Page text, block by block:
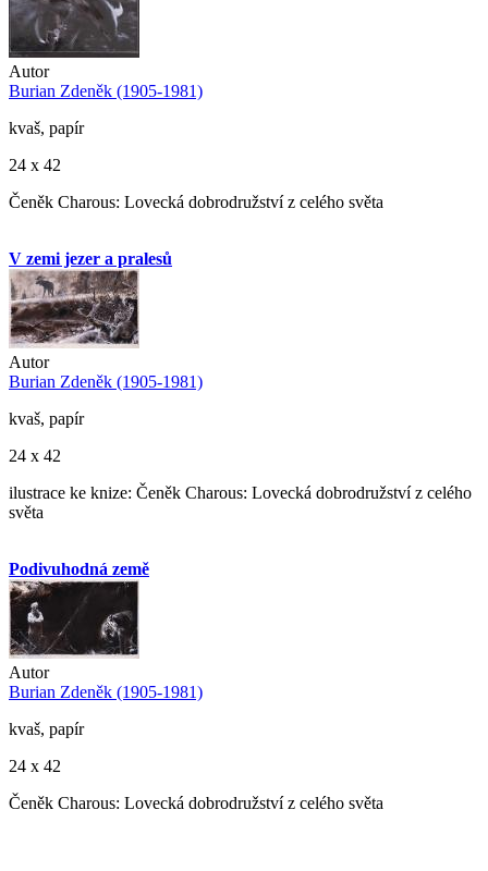
Autor
Burian Zdeněk (1905-1981)
kvaš, papír
24 x 42
Čeněk Charous: Lovecká dobrodružství z celého světa
V zemi jezer a pralesů
Autor
Burian Zdeněk (1905-1981)
kvaš, papír
24 x 42
ilustrace ke knize: Čeněk Charous: Lovecká dobrodružství z celého
světa
Podivuhodná země
Autor
Burian Zdeněk (1905-1981)
kvaš, papír
24 x 42
Čeněk Charous: Lovecká dobrodružství z celého světa